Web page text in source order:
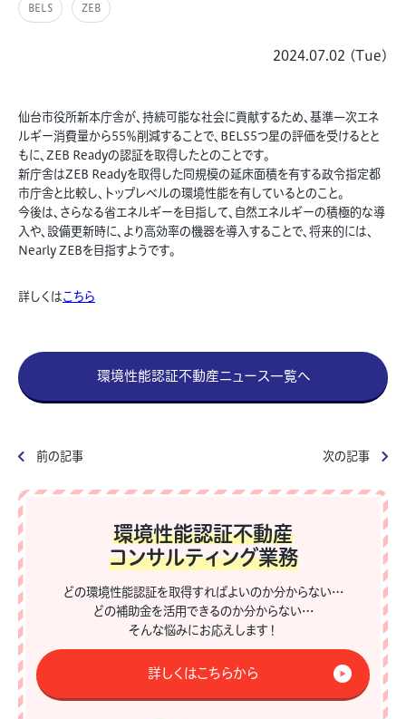
BELS ZEB
2024.07.02 (Tue)
仙台市役所新本庁舎が、持続可能な社会に貢献するため、基準一次エネ
ルギー消費量から55％削減することで、BELS5つ星の評価を受けるとと
もに、ZEB Readyの認証を取得したとのことです。
新庁舎はZEB Readyを取得した同規模の延床面積を有する政令指定都
市庁舎と比較し、トップレベルの環境性能を有しているとのこと。
今後は、さらなる省エネルギーを目指して、自然エネルギーの積極的な導
入や、設備更新時に、より高効率の機器を導入することで、将来的には、
Nearly ZEBを目指すようです。
詳しくはこちら
環境性能認証不動産ニュース一覧へ
前の記事 次の記事
環境性能認証不動産
コンサルティング業務
どの環境性能認証を取得すればよいのか分からない…
どの補助金を活用できるのか分からない…
そんな悩みにお応えします！
詳しくはこちらから